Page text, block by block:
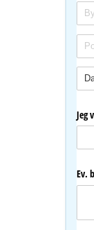
Jeg
Ev.